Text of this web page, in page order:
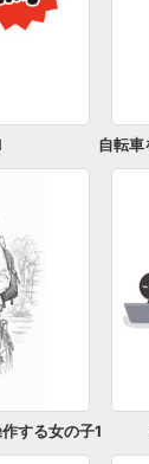
自転車
する女の子1